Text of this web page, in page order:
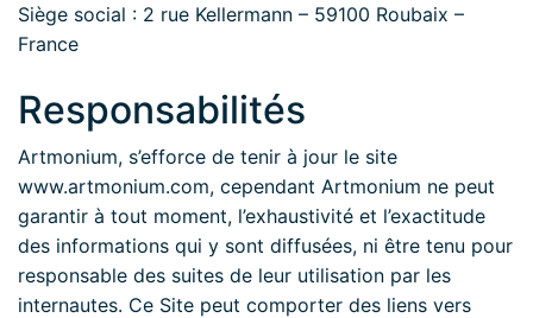
Siège social : 2 rue Kellermann – 59100 Roubaix –
France
Responsabilités
Artmonium, s’efforce de tenir à jour le site
www.artmonium.com, cependant Artmonium ne peut
garantir à tout moment, l’exhaustivité et l’exactitude
des informations qui y sont diffusées, ni être tenu pour
responsable des suites de leur utilisation par les
internautes. Ce Site peut comporter des liens vers